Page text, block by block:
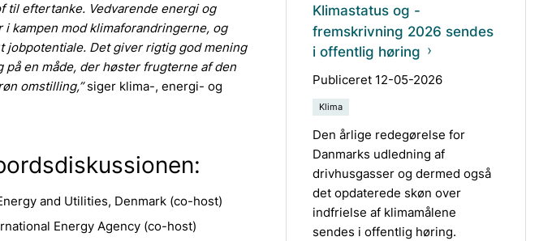
til eftertanke. Vedvarende energi og
kampen mod klimaforandringerne, og
Det giver rigtig god mening
en måde, der høster frugterne af den
omstilling,”siger klima-, energi- og
and Utilities, Denmark (co-host)
Energy Agency (co-host)
Klimastatus og -
fremskrivning 2026 sendes
i offentlig høring
Publiceret 12-05-2026
Klima
Den årlige redegørelse for
Danmarks udledning af
drivhusgasser og dermed også
det opdaterede skøn over
indfrielse af klimamålene
sendes i offentlig høring.